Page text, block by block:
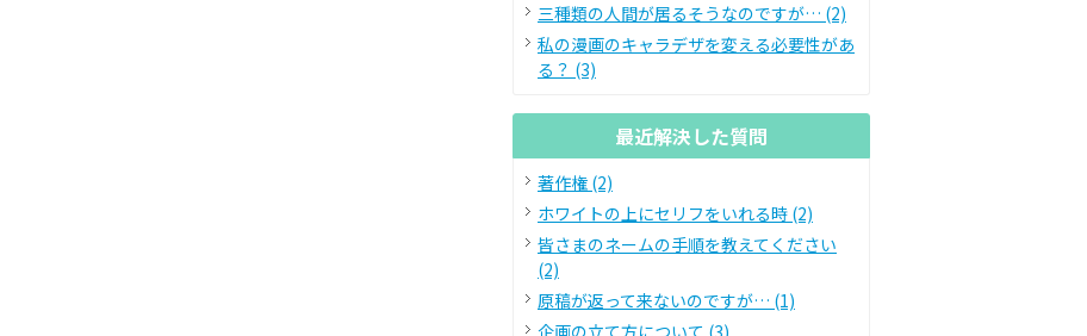
三種類の人間が居るそうなのですが… (2)
私の漫画のキャラデザを変える必要性があ
る？ (3)
最近解決した質問
著作権 (2)
ホワイトの上にセリフをいれる時 (2)
皆さまのネームの手順を教えてください
(2)
原稿が返って来ないのですが… (1)